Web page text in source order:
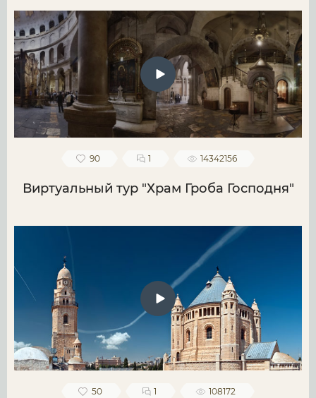
90 1 14342156
Виртуальный тур "Храм Гроба Господня"
50 1 108172